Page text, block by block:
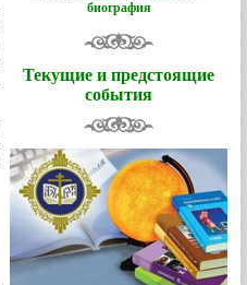
биография
Текущие и предстоящие
события